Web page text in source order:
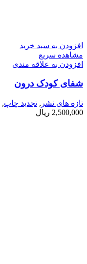
افزودن به سبد خرید
مشاهده سریع
افزودن به علاقه مندی
شفای کودک درون
تازه های نشر , تجدید چاپ,
2,500,000 ریال